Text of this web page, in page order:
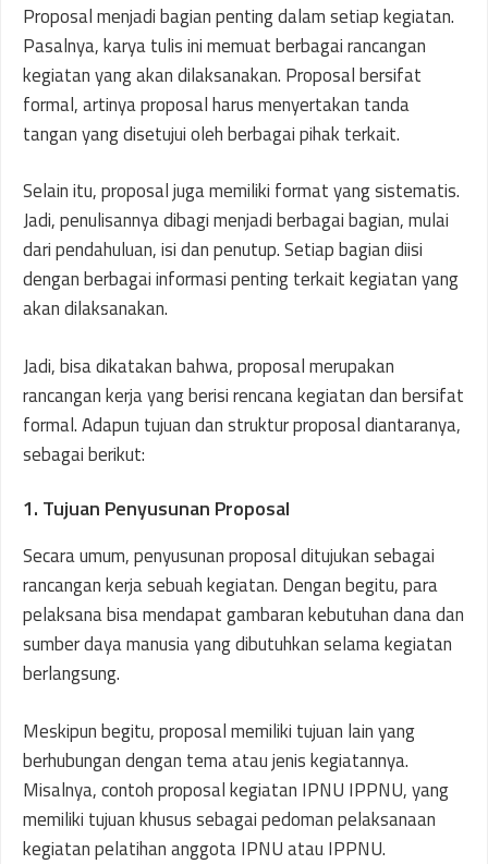
Proposal menjadi bagian penting dalam setiap kegiatan.
Pasalnya, karya tulis ini memuat berbagai rancangan
kegiatan yang akan dilaksanakan. Proposal bersifat
formal, artinya proposal harus menyertakan tanda
tangan yang disetujui oleh berbagai pihak terkait.
Selain itu, proposal juga memiliki format yang sistematis.
Jadi, penulisannya dibagi menjadi berbagai bagian, mulai
dari pendahuluan, isi dan penutup. Setiap bagian diisi
dengan berbagai informasi penting terkait kegiatan yang
akan dilaksanakan.
Jadi, bisa dikatakan bahwa, proposal merupakan
rancangan kerja yang berisi rencana kegiatan dan bersifat
formal. Adapun tujuan dan struktur proposal diantaranya,
sebagai berikut:
1. Tujuan Penyusunan Proposal
Secara umum, penyusunan proposal ditujukan sebagai
rancangan kerja sebuah kegiatan. Dengan begitu, para
pelaksana bisa mendapat gambaran kebutuhan dana dan
sumber daya manusia yang dibutuhkan selama kegiatan
berlangsung.
Meskipun begitu, proposal memiliki tujuan lain yang
berhubungan dengan tema atau jenis kegiatannya.
Misalnya, contoh proposal kegiatan IPNU IPPNU, yang
memiliki tujuan khusus sebagai pedoman pelaksanaan
kegiatan pelatihan anggota IPNU atau IPPNU.